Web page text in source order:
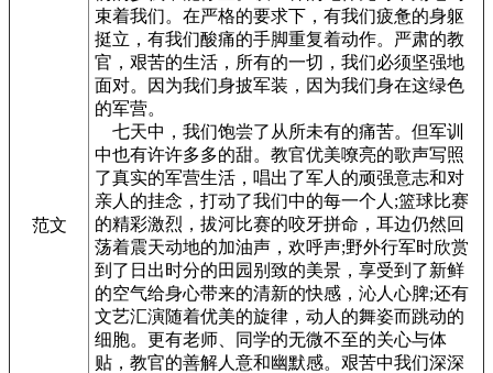
范文
束着我们。在严格的要求下，有我们疲惫的身躯
挺立，有我们酸痛的手脚重复着动作。严肃的教
官，艰苦的生活，所有的一切，我们必须坚强地
面对。因为我们身披军装，因为我们身在这绿色
的军营。
七天中，我们饱尝了从所未有的痛苦。但军训
中也有许许多多的甜。教官优美嘹亮的歌声写照
了真实的军营生活，唱出了军人的顽强意志和对
亲人的挂念，打动了我们中的每一个人;篮球比赛
的精彩激烈，拔河比赛的咬牙拼命，耳边仍然回
荡着震天动地的加油声，欢呼声;野外行军时欣赏
到了日出时分的田园别致的美景，享受到了新鲜
的空气给身心带来的清新的快感，沁人心脾;还有
文艺汇演随着优美的旋律，动人的舞姿而跳动的
细胞。更有老师、同学的无微不至的关心与体
贴，教官的善解人意和幽默感。艰苦中我们深深